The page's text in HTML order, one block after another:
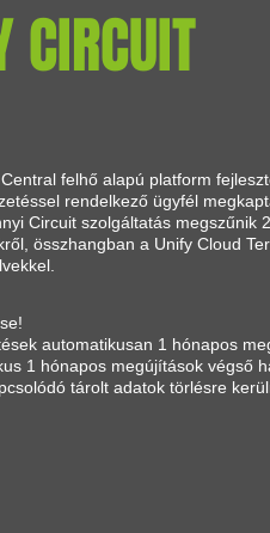
CIRCUIT
felhő alapú platform
rendelkező ügyfél
Circuit szolgáltatás megszűnik
összhangban a Unify Cloud
automatikusan 1 hónapos
1 hónapos megújítások végső
tárolt adatok törlésre